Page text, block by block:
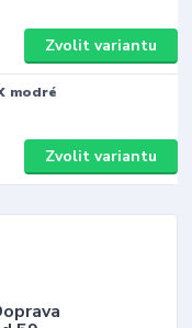
Zvolit variantu
modré
Zvolit variantu